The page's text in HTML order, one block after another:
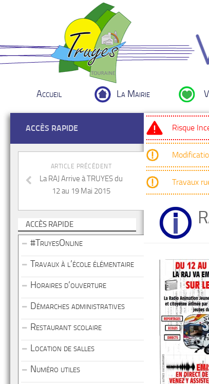
Accueil La Mairie
Risque
Travaux
ACCÈS RAPIDE
ARTICLE PRÉCÉDENT
La RAJ Arrive à TRUYES du
12 au 19 Mai 2015
ACCÈS RAPIDE
#TruyesOnline
Travaux à l’école élémentaire
Horaires d’ouverture
Démarches administratives
Restaurant scolaire
Location de salles
Numéro utiles